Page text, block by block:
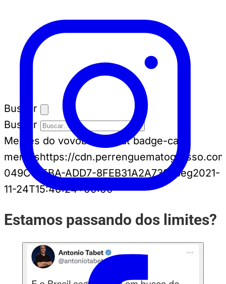
Buscar
Buscar
Memes do vovôbadge-cat badge-cat--
memeshttps://
049C-45BA-ADD7-8FEB31A2A738.jpeg2021-
11-24T15:40:24+00:00
Estamos passando dos limites?